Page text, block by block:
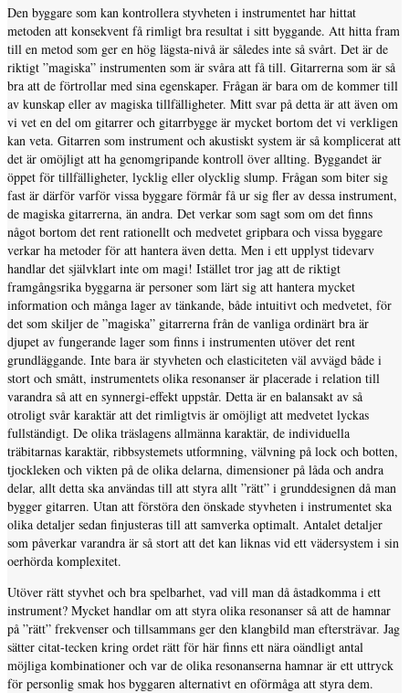
Den byggare som kan kontrollera styvheten i instrumentet har hittat
metoden att konsekvent få rimligt bra resultat i sitt byggande. Att hitta fram
till en metod som ger en hög lägsta-nivå är således inte så svårt. Det är de
riktigt ”magiska” instrumenten som är svåra att få till. Gitarrerna som är så
bra att de förtrollar med sina egenskaper. Frågan är bara om de kommer till
av kunskap eller av magiska tillfälligheter. Mitt svar på detta är att även om
vi vet en del om gitarrer och gitarrbygge är mycket bortom det vi verkligen
kan veta. Gitarren som instrument och akustiskt system är så komplicerat att
det är omöjligt att ha genomgripande kontroll över allting. Byggandet är
öppet för tillfälligheter, lycklig eller olycklig slump. Frågan som biter sig
fast är därför varför vissa byggare förmår få ur sig fler av dessa instrument,
de magiska gitarrerna, än andra. Det verkar som sagt som om det finns
något bortom det rent rationellt och medvetet gripbara och vissa byggare
verkar ha metoder för att hantera även detta. Men i ett upplyst tidevarv
handlar det självklart inte om magi! Istället tror jag att de riktigt
framgångsrika byggarna är personer som lärt sig att hantera mycket
information och många lager av tänkande, både intuitivt och medvetet, för
det som skiljer de ”magiska” gitarrerna från de vanliga ordinärt bra är
djupet av fungerande lager som finns i instrumenten utöver det rent
grundläggande. Inte bara är styvheten och elasticiteten väl avvägd både i
stort och smått, instrumentets olika resonanser är placerade i relation till
varandra så att en synnergi-effekt uppstår. Detta är en balansakt av så
otroligt svår karaktär att det rimligtvis är omöjligt att medvetet lyckas
fullständigt. De olika träslagens allmänna karaktär, de individuella
träbitarnas karaktär, ribbsystemets utformning, välvning på lock och botten,
tjockleken och vikten på de olika delarna, dimensioner på låda och andra
delar, allt detta ska användas till att styra allt ”rätt” i grunddesignen då man
bygger gitarren. Utan att förstöra den önskade styvheten i instrumentet ska
olika detaljer sedan finjusteras till att samverka optimalt. Antalet detaljer
som påverkar varandra är så stort att det kan liknas vid ett vädersystem i sin
oerhörda komplexitet.
Utöver rätt styvhet och bra spelbarhet, vad vill man då åstadkomma i ett
instrument? Mycket handlar om att styra olika resonanser så att de hamnar
på ”rätt” frekvenser och tillsammans ger den klangbild man eftersträvar. Jag
sätter citat-tecken kring ordet rätt för här finns ett nära oändligt antal
möjliga kombinationer och var de olika resonanserna hamnar är ett uttryck
för personlig smak hos byggaren alternativt en oförmåga att styra dem.